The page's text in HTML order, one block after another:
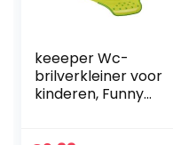
keeeper Wc-
brilverkleiner voor
kinderen, Funny